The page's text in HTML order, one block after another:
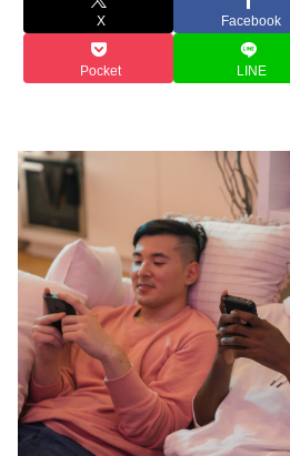
X Facebook
Pocket LINE